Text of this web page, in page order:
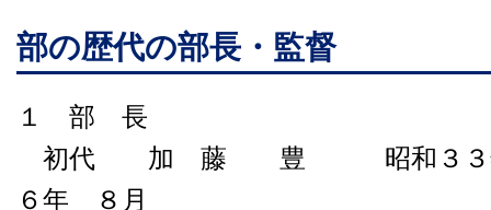
部の歴代の部長・監督
１ 部 長
初代 加 藤 豊 昭和３３年
６年 ８月